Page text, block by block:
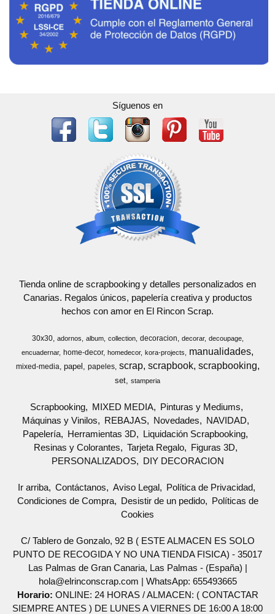
Síguenos en
Tienda online de scrapbooking y detalles personalizados en
Canarias. Regalos únicos, papelería creativa y productos
hechos con amor en El Rincon Scrap.
30x30 adornos album collection decoracion decorar
decoupage
encuadernar home-decor homedecor kora-projects manualidades
mixed-media papel papeles scrap scrapbook scrapbooking
set stamperia
Scrapbooking MIXED MEDIA
Pinturas y Mediums
Máquinas y Vinilos
REBAJAS Novedades
NAVIDAD
Papelería
Herramientas 3D
Liquidación Scrapbooking
Resinas y Colorantes
Tarjeta Regalo
Figuras 3D
PERSONALIZADOS
DIY DECORACION
Ir arriba Contáctanos Aviso Legal
Política de Privacidad
Condiciones de Compra
Desistir de un pedido
Políticas de
Cookies
C/ Tablero de Gonzalo, 92 B ( ESTE ALMACEN ES SOLO
PUNTO DE RECOGIDA Y NO UNA TIENDA FISICA) - 35017
Las Palmas de Gran Canaria, Las Palmas - (España) |
hola@elrinconscrap.com | WhatsApp: 655493665
Horario: ONLINE: 24 HORAS / ALMACEN: ( CONTACTAR
SIEMPRE ANTES ) DE LUNES A VIERNES DE 16:00 A 18:00